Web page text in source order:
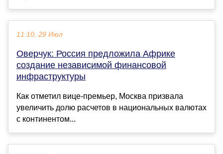
11:10, 29 Июл
Оверчук: Россия предложила Африке
создание независимой финансовой
инфраструктуры
Как отметил вице-премьер, Москва призвала
увеличить долю расчетов в национальных валютах
с континентом...